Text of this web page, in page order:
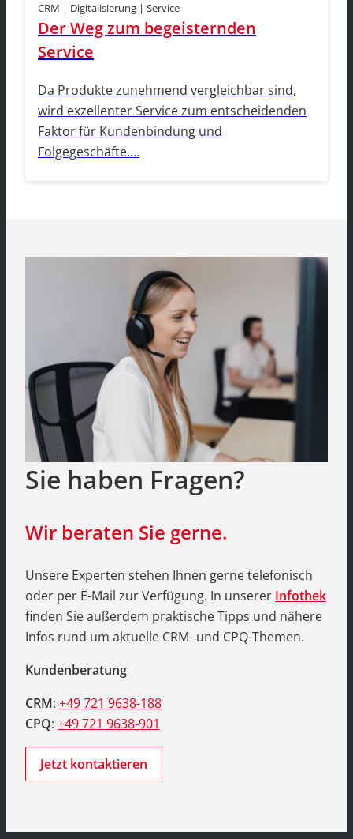
CRM | Digitalisierung | Service
Der Weg zum begeisternden
Service
Da Produkte zunehmend vergleichbar sind,
wird exzellenter Service zum entscheidenden
Faktor für Kundenbindung und
Folgegeschäfte.…
Sie haben Fragen?
Wir beraten Sie gerne.
Unsere Experten stehen Ihnen gerne telefonisch
oder per E-Mail zur Verfügung. In unserer Infothek
finden Sie außerdem praktische Tipps und nähere
Infos rund um aktuelle CRM- und CPQ-Themen.
Kundenberatung
CRM: +49 721 9638-188
CPQ: +49 721 9638-901
Jetzt kontaktieren